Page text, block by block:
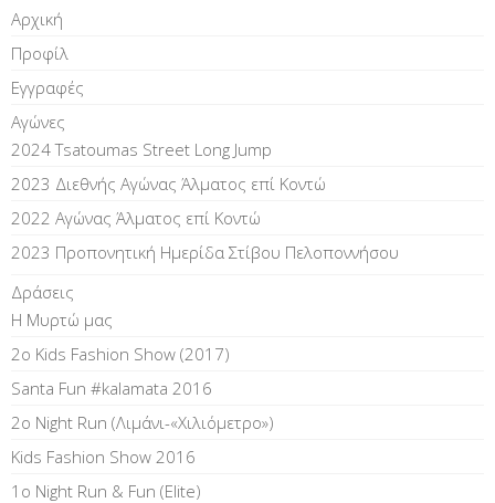
Αρχική
Προφίλ
Εγγραφές
Αγώνες
2024 Tsatoumas Street Long Jump
2023 Διεθνής Αγώνας Άλματος επί Kοντώ
2022 Αγώνας Άλματος επί Κοντώ
2023 Προπονητική Ημερίδα Στίβου Πελοποννήσου
Δράσεις
Η Μυρτώ μας
2ο Kids Fashion Show (2017)
Santa Fun #kalamata 2016
2ο Night Run (Λιμάνι-«Χιλιόμετρο»)
Kids Fashion Show 2016
1o Night Run & Fun (Elite)